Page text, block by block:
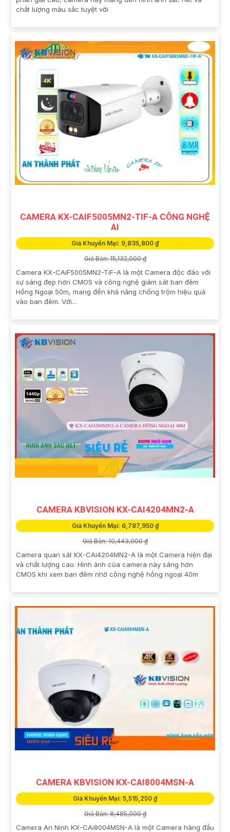
chất lượng màu sắc tuyệt vời
CAMERA KX-CAIF5005MN2-TIF-A CÔNG NGHỆ
AI
Giá Khuyến Mại: 9,835,800 ₫
Giá Bán: 15,132,000 ₫
Camera KX-CAiF5005MN2-TiF-A là một Camera độc đáo với
sự sáng đẹp hơn CMOS và công nghệ giám sát ban đêm
Hồng Ngoại 50m, mang đến khả năng chống trộm hiệu quả
vào ban đêm. Với...
CAMERA KBVISION KX-CAI4204MN2-A
Giá Khuyến Mại: 6,787,950 ₫
Giá Bán: 10,443,000 ₫
Camera quan sát KX-CAi4204MN2-A là một Camera hiện đại
và chất lượng cao. Hình ảnh của camera này sáng hơn
CMOS khi xem ban đêm nhờ công nghệ hồng ngoại 40m
CAMERA KBVISION KX-CAI8004MSN-A
Giá Khuyến Mại: 5,515,250 ₫
Giá Bán: 8,485,000 ₫
Camera An Ninh KX-CAi8004MSN-A là một Camera hàng đầu